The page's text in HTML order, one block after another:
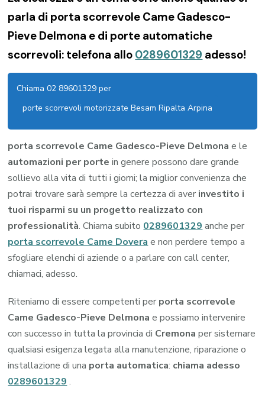
parla di porta scorrevole Came Gadesco-
Pieve Delmona e di porte automatiche
scorrevoli: telefona allo 0289601329 adesso!
Chiama 02 89601329 per
porte scorrevoli motorizzate Besam Ripalta Arpina
porta scorrevole Came Gadesco-Pieve Delmonae le
automazioni per portein genere possono dare grande
sollievo alla vita di tutti i giorni; la miglior convenienza che
potrai trovare sarà sempre la certezza di aver investito i
tuoi risparmi su un progetto realizzato con
professionalità. Chiama subito0289601329anche per
porta scorrevole Came Doverae non perdere tempo a
sfogliare elenchi di aziende o a parlare con call center,
chiamaci, adesso.
Riteniamo di essere competenti per porta scorrevole
Came Gadesco-Pieve Delmona e possiamo intervenire
con successo in tutta la provincia di Cremonaper sistemare
qualsiasi esigenza legata alla manutenzione, riparazione o
installazione di una porta automatica: chiama adesso
0289601329.